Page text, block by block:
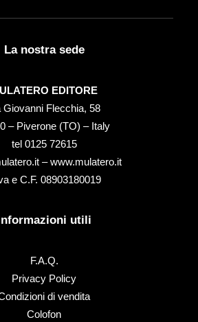
La nostra sede
EDITORE
Giovanni Flecchia, 58
– Piverone (TO) – Italy
tel ‭0125 72615‬
–www.mulatero.it
e C.F. 08903180019
utili
F.A.Q.
Privacy Policy
di vendita
Colofon